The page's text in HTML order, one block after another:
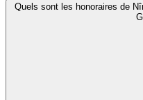
Quels sont les honoraires de